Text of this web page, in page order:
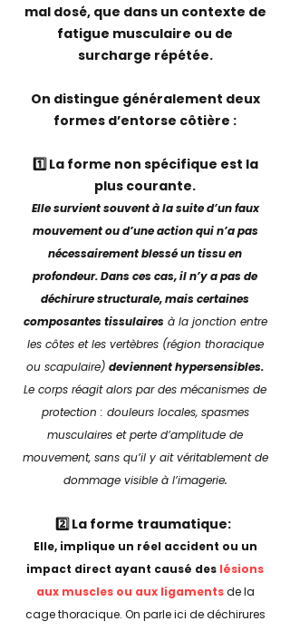
mal dosé, que dans un contexte de
fatigue musculaire ou de
surcharge répétée.
On distingue généralement deux
formes d’entorse côtière :
1️⃣ La forme non spécifique est la
plus courante.
Elle survient souvent à la suite d’un faux
mouvement ou d’une action qui n’a pas
nécessairement blessé un tissu en
profondeur. Dans ces cas, il n’y a pas de
déchirure structurale, mais certaines
composantes tissulaires à la jonction entre
les côtes et les vertèbres (région thoracique
ou scapulaire) deviennent hypersensibles.
Le corps réagit alors par des mécanismes de
protection : douleurs locales, spasmes
musculaires et perte d’amplitude de
mouvement, sans qu’il y ait véritablement de
dommage visible à l’imagerie.
2️⃣ La forme traumatique:
Elle, implique un réel accident ou un
impact direct ayant causé des lésions
aux muscles ou aux ligamentsde la
cage thoracique. On parle ici de déchirures